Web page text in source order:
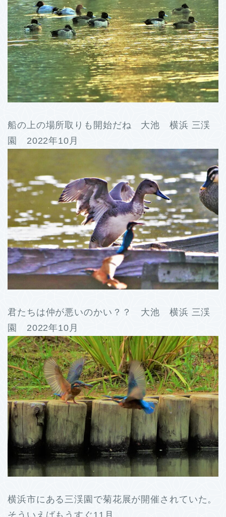
船の上の場所取りも開始だね 大池 横浜 三渓
園 2022年10月
君たちは仲が悪いのかい？？ 大池 横浜 三渓
園 2022年10月
横浜市にある三渓園で菊花展が開催されていた。
そういえばもうすぐ11月、、、